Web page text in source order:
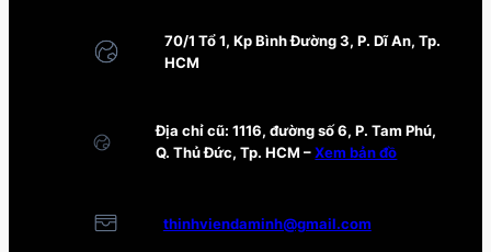
70/1 Tổ 1, Kp Bình Đường 3, P. Dĩ An, Tp.
HCM
Địa chỉ cũ: 1116, đường số 6, P. Tam Phú,
Q. Thủ Đức, Tp. HCM –Xem bản đồ
thinhviendaminh@gmail.com